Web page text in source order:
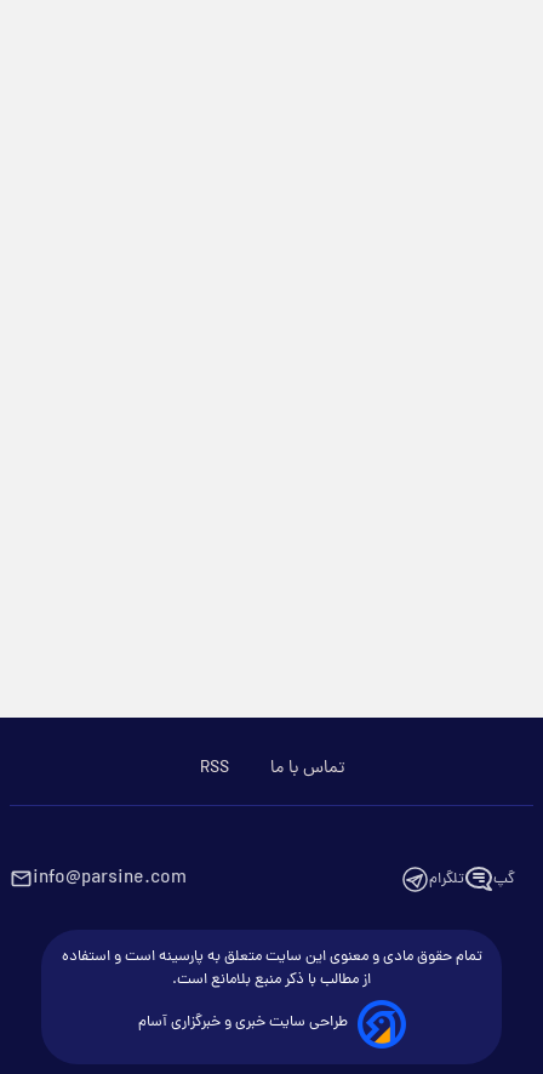
تماس با ما RSS
گپ تلگرام info@parsine.com
تمام حقوق مادی و معنوی این سایت متعلق به پارسینه است و استفاده
از مطالب با ذکر منبع بلامانع است.
طراحی سایت خبری و خبرگزاری آسام